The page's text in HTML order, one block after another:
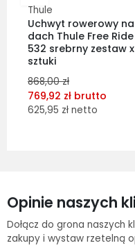
Thule
Uchwyt rowerowy na
dach Thule Free Ride
532 srebrny zestaw
sztuki
868,00 zł
769,92 zł brutto
625,95 zł netto
Opinie naszych
Dołącz do grona naszych
zakupy i wystaw rzetelną